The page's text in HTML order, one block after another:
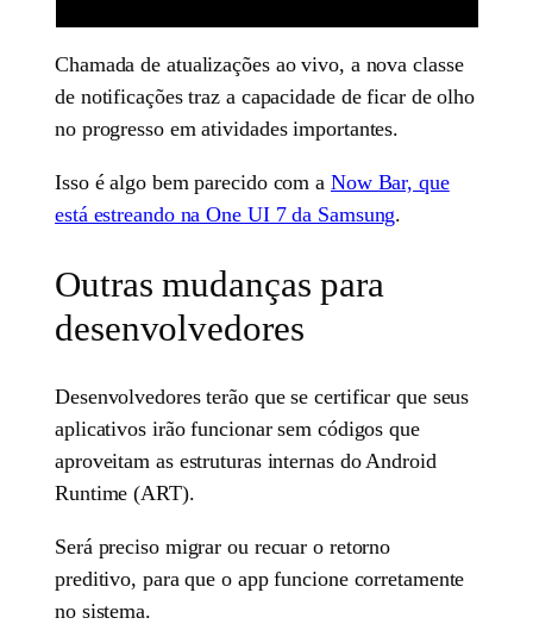
Chamada de atualizações ao vivo, a nova classe
de notificações traz a capacidade de ficar de olho
no progresso em atividades importantes.
Isso é algo bem parecido com a Now Bar, que
está estreando na One UI 7 da Samsung.
Outras mudanças para
desenvolvedores
Desenvolvedores terão que se certificar que seus
aplicativos irão funcionar sem códigos que
aproveitam as estruturas internas do Android
Runtime (ART).
Será preciso migrar ou recuar o retorno
preditivo, para que o app funcione corretamente
no sistema.